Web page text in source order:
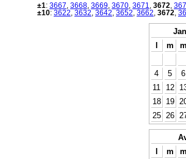
±1: 3667 3668 3669 3670 3671 3672
±10: 3622 3632 3642 3652 3662 3672
l
m m
4
5 6
11
12
18
19
25
26
l
m m